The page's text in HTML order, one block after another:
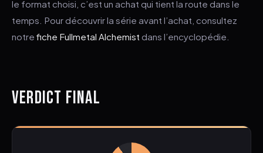
le format choisi, c’est un achat qui tient la route dans le
temps. Pour découvrir la série avant l’achat, consultez
notre fiche Fullmetal Alchemist dans l’encyclopédie.
VERDICT FINAL